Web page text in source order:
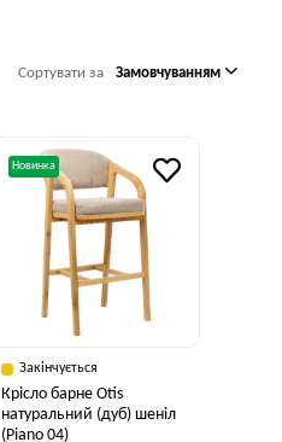
Сортувати за Замовчуванням
Новинка
Закінчується
Крісло барне Otis
натуральний (дуб) шеніл
(Piano 04)